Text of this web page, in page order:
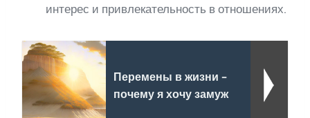
интерес и привлекательность в отношениях.
Перемены в жизни -
почему я хочу замуж